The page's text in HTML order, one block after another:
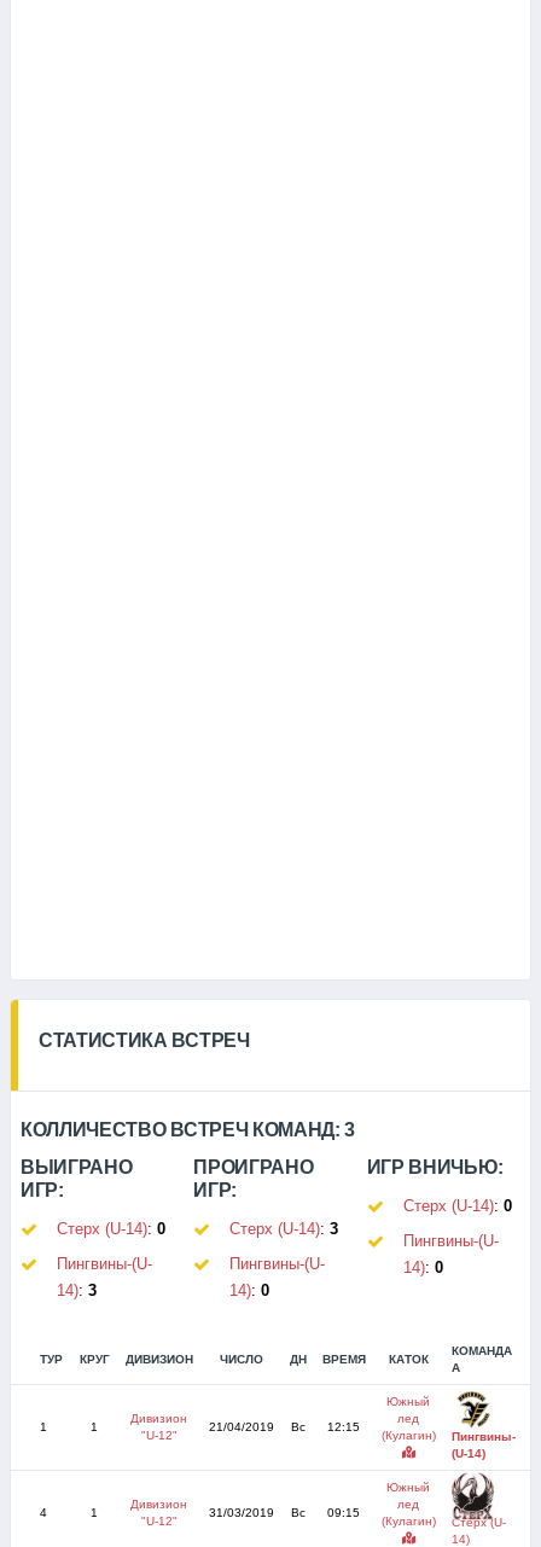
СТАТИСТИКА ВСТРЕЧ
КОЛЛИЧЕСТВО ВСТРЕЧ КОМАНД:3
ВЫИГРАНО
ИГР:
Стерх (U-14): 0
Пингвины-(U-
14): 3
ПРОИГРАНО
ИГР:
Стерх (U-14):3
Пингвины-(U-
14):0
ИГР ВНИЧЬЮ:
Стерх (U-14): 0
Пингвины-(U-
14): 0
ТУР КРУГ ДИВИЗИОН ЧИСЛО ДН ВРЕМЯ КАТОК
КОМАНДА
А
1 1
Дивизион
"U-12"
21/04/2019 Вс 12:15
Южный
лед
(Кулагин)
Пингвины-
(U-14)
4 1
Дивизион
"U-12"
31/03/2019 Вс 09:15
Южный
лед
(Кулагин)
Стерх (U-
14)